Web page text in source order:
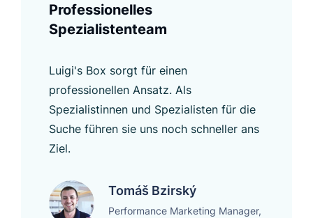
Professionelles
Spezialistenteam
Luigi's Box sorgt für einen
professionellen Ansatz. Als
Spezialistinnen und Spezialisten für die
Suche führen sie uns noch schneller ans
Ziel.
Tomáš Bzirský
Performance Marketing Manager,